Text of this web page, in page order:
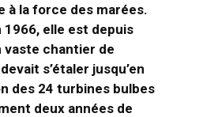
à la force des marées.
1966, elle est depuis
vaste chantier de
s’étaler jusqu’en
des 24 turbines bulbes
deux années de